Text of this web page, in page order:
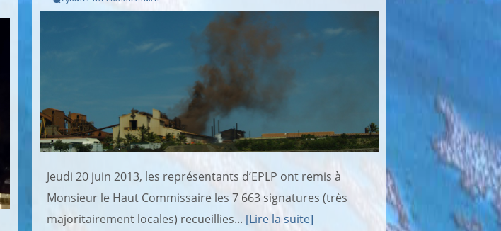
Jeudi 20 juin 2013, les représentants d’EPLP ont remis à
Monsieur le Haut Commissaire les 7 663 signatures (très
majoritairement locales) recueillies... [Lire la suite]